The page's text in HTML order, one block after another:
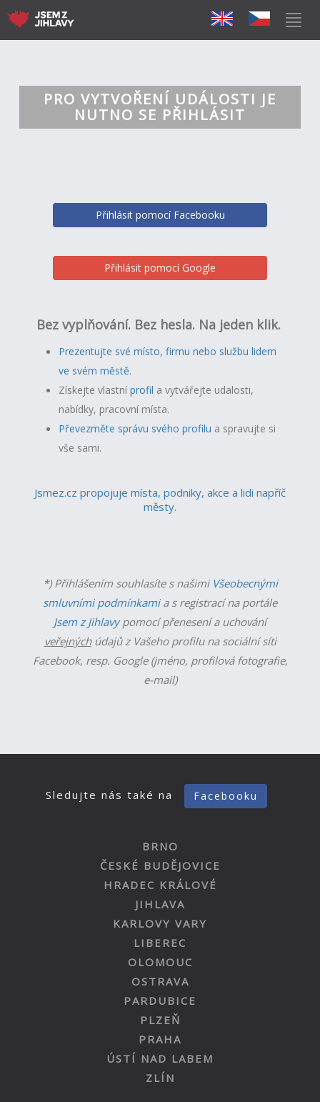
PRO VYTVOŘENÍ UDÁLOSTI JE
NUTNO SE PŘIHLÁSIT
Přihlásit pomocí Facebooku
Přihlásit pomocí Google
Bez vyplňování. Bez hesla. Na jeden klik.
Prezentujte své místo, firmu nebo službu lidem
ve svém městě.
Získejte vlastníprofil a vytvářejte udalosti,
nabídky, pracovní místa.
Převezměte správu svého profilu a spravujte si
vše sami.
Jsmez.cz propojuje místa, podniky, akce a lidi napříč
městy.
*) Přihlášením souhlasíte s našimi Všeobecnými
smluvními podmínkamia s registrací na portále
Jsem z Jihlavypomocí přenesení a uchování
veřejnýchúdajů z Vašeho profilu na sociální síti
Facebook, resp. Google (jméno, profilová fotografie,
e-mail)
Sledujte nás také na Facebooku
BRNO
ČESKÉ BUDĚJOVICE
HRADEC KRÁLOVÉ
JIHLAVA
KARLOVY VARY
LIBEREC
OLOMOUC
OSTRAVA
PARDUBICE
PLZEŇ
PRAHA
ÚSTÍ NAD LABEM
ZLÍN